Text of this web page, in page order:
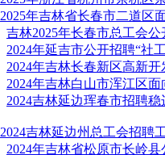
2025年吉林省长春市二道区
吉林2025年长春市总工会
2024年延吉市公开招聘“社
2024年吉林长春新区高新
2024年吉林白山市浑江区
2024吉林延边珲春市招聘
2024吉林延边州总工会招聘
2024年吉林省松原市长岭